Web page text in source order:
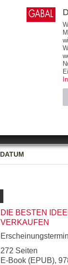
DATUM
DIE BESTEN
VERKAUFEN
272 Seiten
E-Book (EPUB),
E-
Name